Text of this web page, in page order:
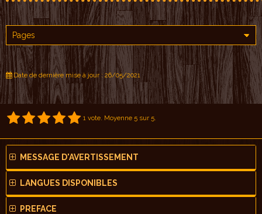
Date de dernière mise à jour : 26/05/2021
1 vote. Moyenne 5 sur 5.
MESSAGE D'AVERTISSEMENT
LANGUES DISPONIBLES
PREFACE